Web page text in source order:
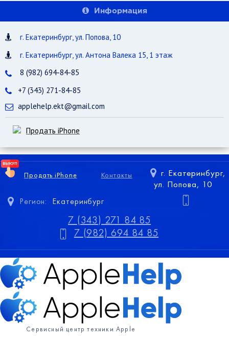
Информация
г. Екатеринбург, ул. Попова, 10
г. Екатеринбург, ул. Антона Валека 15, 1 этаж
8 (982) 694-84-85
+7 (343) 271-84-85
applehelp.ekt@gmail.com
Продать iPhone
Продать iPhone Контакты
Регион: Екатеринбург
г. Екатеринбург,
ул. Попова, 10
7 (343) 271 84 85
7 (982) 694 84 85
Сервисный центр техники Apple